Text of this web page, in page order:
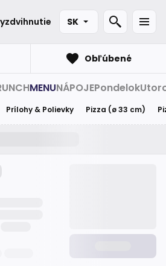
SK
Obľúbené
MENUNÁPOJEPondelok
Prílohy & Polievky Pizza (ø 33 cm)